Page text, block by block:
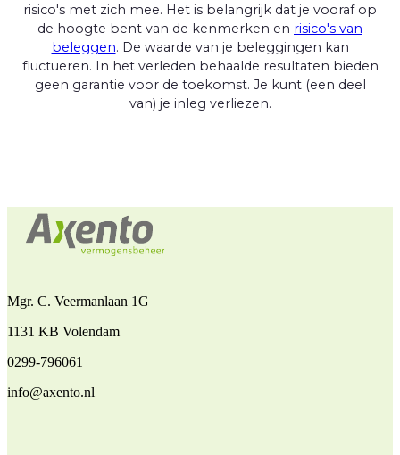
risico's met zich mee. Het is belangrijk dat je vooraf op
de hoogte bent van de kenmerken en risico's van
beleggen. De waarde van je beleggingen kan
fluctueren. In het verleden behaalde resultaten bieden
geen garantie voor de toekomst. Je kunt (een deel
van) je inleg verliezen.
Mgr. C. Veermanlaan 1G
1131 KB Volendam
0299-796061
info@axento.nl